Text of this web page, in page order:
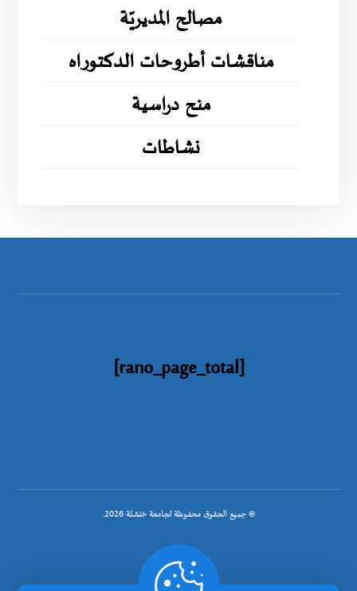
مصالح المديريّة
مناقشات أطروحات الدكتوراه
منح دراسية
نشاطات
[rano_page_total]
© جميع الحقوق محفوظة لجامعة خنشلة 2026.
.